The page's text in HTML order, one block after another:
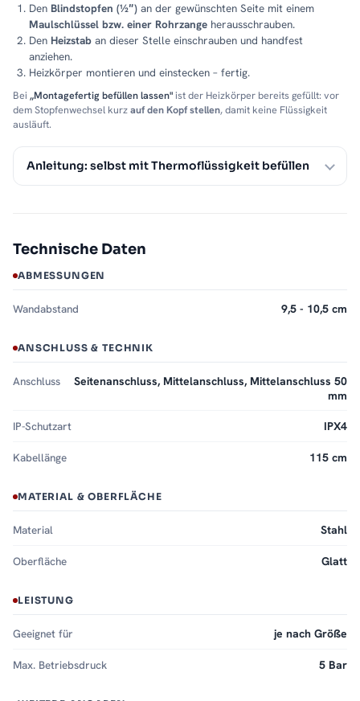
Den Blindstopfen (½″) an der gewünschten Seite mit einem
Maulschlüssel bzw. einer Rohrzange herausschrauben.
Den Heizstab an dieser Stelle einschrauben und handfest
anziehen.
Heizkörper montieren und einstecken – fertig.
Bei „Montagefertig befüllen lassen"ist der Heizkörper bereits gefüllt: vor
dem Stopfenwechsel kurzauf den Kopf stellen, damit keine Flüssigkeit
ausläuft.
Anleitung: selbst mit Thermoflüssigkeit befüllen
Technische Daten
ABMESSUNGEN
Wandabstand 9,5 - 10,5 cm
ANSCHLUSS & TECHNIK
Anschluss
Seitenanschluss, Mittelanschluss, Mittelanschluss 50
mm
IP-Schutzart IPX4
Kabellänge 115 cm
MATERIAL & OBERFLÄCHE
Material Stahl
Oberfläche Glatt
LEISTUNG
Geeignet für je nach Größe
Max. Betriebsdruck 5 Bar